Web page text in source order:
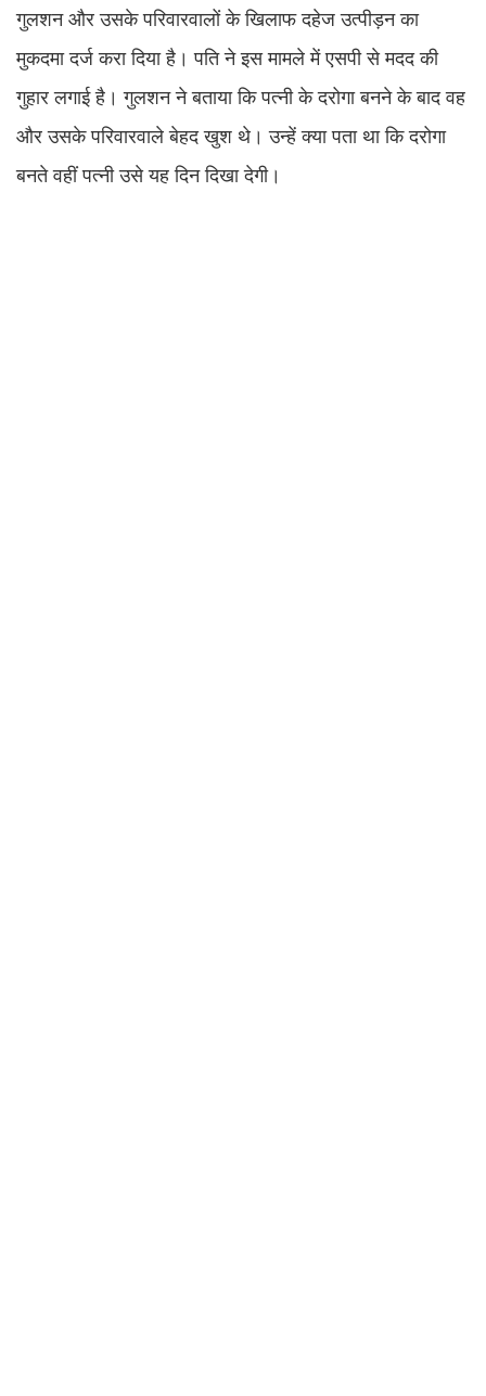
गुलशन और उसके परिवारवालों के खिलाफ दहेज उत्पीड़न का
मुकदमा दर्ज करा दिया है। पति ने इस मामले में एसपी से मदद की
गुहार लगाई है। गुलशन ने बताया कि पत्नी के दरोगा बनने के बाद वह
और उसके परिवारवाले बेहद खुश थे। उन्हें क्या पता था कि दरोगा
बनते वहीं पत्नी उसे यह दिन दिखा देगी।